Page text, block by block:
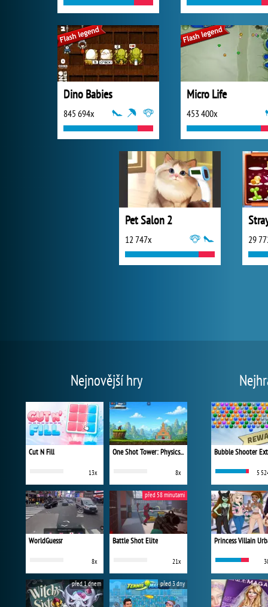
Dino Babies
845 694x
Micro Life
453 400x
Pet Salon 2
12 747x 29
Nejnovější hry
Cut N Fill
13x
One Shot Tower: Physics Destroyer
8x
WorldGuessr
8x
Battle Shot Elite
21x
před 58 minutami
před 1 dnem před 3 dny
Bubble Shooter
5